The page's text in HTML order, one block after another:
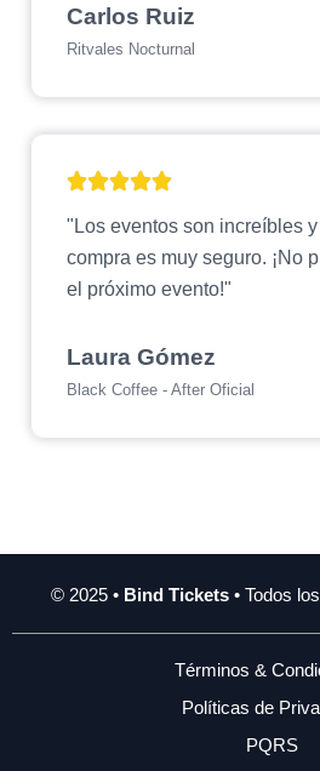
Carlos Ruiz
Ritvales Nocturnal
"Los eventos son increíbles
compra es muy seguro. ¡No
el próximo evento!"
Laura Gómez
Black Coffee - After Oficial
© 2025 • Bind Tickets• Todos
Términos &
Políticas de
PQRS